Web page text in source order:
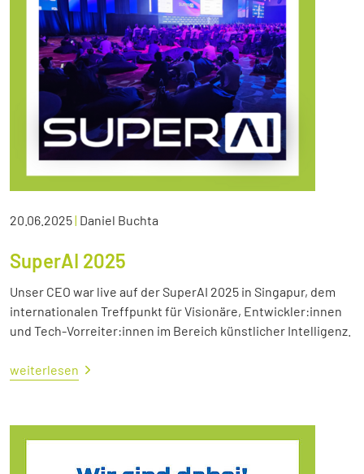
20.06.2025| Daniel Buchta
SuperAI 2025
Unser CEO war live auf der SuperAI 2025 in Singapur, dem
internationalen Treffpunkt für Visionäre, Entwickler:innen
und Tech-Vorreiter:innen im Bereich künstlicher Intelligenz.
weiterlesen